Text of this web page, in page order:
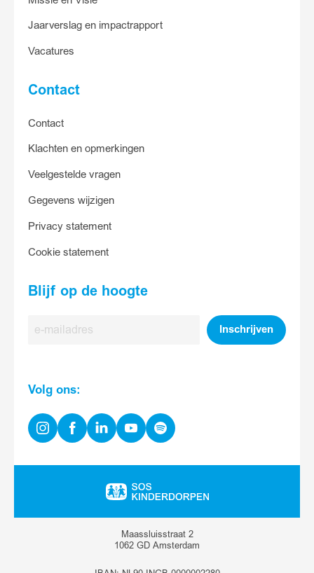
Jaarverslag en impactrapport
Vacatures
Contact
Contact
Klachten en opmerkingen
Veelgestelde vragen
Gegevens wijzigen
Privacy statement
Cookie statement
Blijf op de hoogte
E-
Inschrijven
Volg ons:
InstagramFacebookLinkedinYoutubeSpotify
Ga
naar
homepage
Maassluisstraat 2
1062 GD Amsterdam